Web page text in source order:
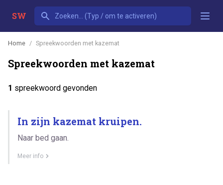
SW
Home Spreekwoorden met kazemat
Spreekwoorden met kazemat
1 spreekwoord gevonden
In zijn kazemat kruipen.
Naar bed gaan.
Meer info